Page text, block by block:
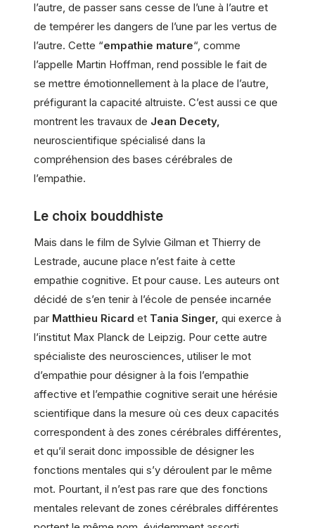
l’autre, de passer sans cesse de l’une à l’autre et
de tempérer les dangers de l’une par les vertus de
l’autre. Cette “empathie mature“, comme
l’appelle Martin Hoffman, rend possible le fait de
se mettre émotionnellement à la place de l’autre,
préfigurant la capacité altruiste. C’est aussi ce que
montrent les travaux de Jean Decety,
neuroscientifique spécialisé dans la
compréhension des bases cérébrales de
l’empathie.
Le choix bouddhiste
Mais dans le film de Sylvie Gilman et Thierry de
Lestrade, aucune place n’est faite à cette
empathie cognitive. Et pour cause. Les auteurs ont
décidé de s’en tenir à l’école de pensée incarnée
par Matthieu Ricard et Tania Singer, qui exerce à
l’institut Max Planck de Leipzig. Pour cette autre
spécialiste des neurosciences, utiliser le mot
d’empathie pour désigner à la fois l’empathie
affective et l’empathie cognitive serait une hérésie
scientifique dans la mesure où ces deux capacités
correspondent à des zones cérébrales différentes,
et qu’il serait donc impossible de désigner les
fonctions mentales qui s’y déroulent par le même
mot. Pourtant, il n’est pas rare que des fonctions
mentales relevant de zones cérébrales différentes